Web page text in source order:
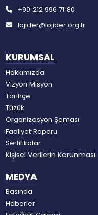
KURUMSAL
Hakkımızda
Vizyon Misyon
Tarihçe
Tüzük
Organizasyon Şeması
Faaliyet Raporu
Sertifikalar
Kişisel Verilerin Korunması
MEDYA
Basında
Haberler
+90 212 996 71 80
lojider@lojider.org.tr